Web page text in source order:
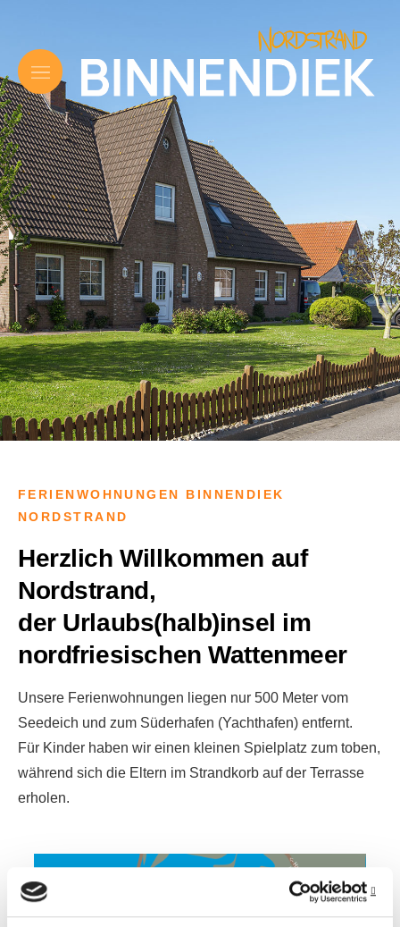
FERIENWOHNUNGEN BINNENDIEK
NORDSTRAND
Herzlich Willkommen auf
Nordstrand,
der Urlaubs(halb)insel im
nordfriesischen Wattenmeer
Unsere Ferienwohnungen liegen nur 500 Meter vom
Seedeich und zum Süderhafen (Yachthafen) entfernt.
Für Kinder haben wir einen kleinen Spielplatz zum toben,
während sich die Eltern im Strandkorb auf der Terrasse
erholen.